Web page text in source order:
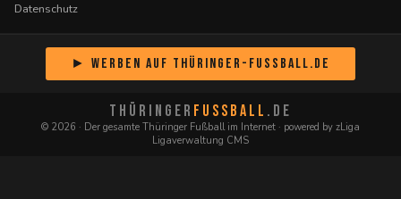
Datenschutz
► Werben auf Thüringer-Fussball.de
THÜRINGER FUSSBALL .DE
© 2026 · Der gesamte Thüringer Fußball im Internet · powered by zLiga
Ligaverwaltung CMS